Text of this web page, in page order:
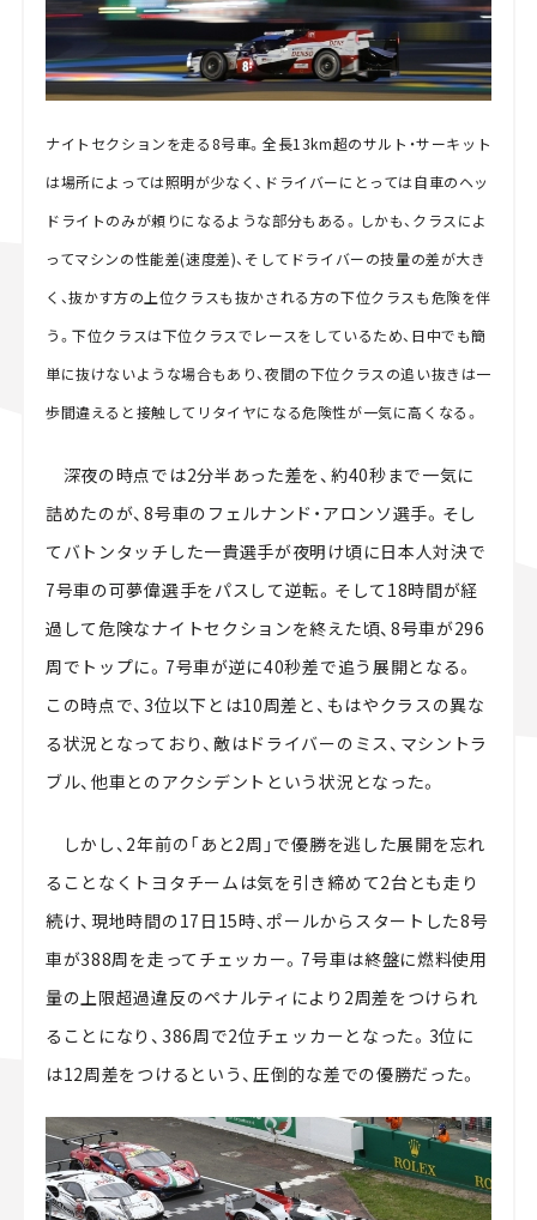
ナイトセクションを走る8号車。全長13km超のサルト・サーキット
は場所によっては照明が少なく、ドライバーにとっては自車のヘッ
ドライトのみが頼りになるような部分もある。しかも、クラスによ
ってマシンの性能差(速度差)、そしてドライバーの技量の差が大き
く、抜かす方の上位クラスも抜かされる方の下位クラスも危険を伴
う。下位クラスは下位クラスでレースをしているため、日中でも簡
単に抜けないような場合もあり、夜間の下位クラスの追い抜きは一
歩間違えると接触してリタイヤになる危険性が一気に高くなる。
深夜の時点では2分半あった差を、約40秒まで一気に
詰めたのが、8号車のフェルナンド・アロンソ選手。そし
てバトンタッチした一貴選手が夜明け頃に日本人対決で
7号車の可夢偉選手をパスして逆転。そして18時間が経
過して危険なナイトセクションを終えた頃、8号車が296
周でトップに。7号車が逆に40秒差で追う展開となる。
この時点で、3位以下とは10周差と、もはやクラスの異な
る状況となっており、敵はドライバーのミス、マシントラ
ブル、他車とのアクシデントという状況となった。
しかし、2年前の「あと2周」で優勝を逃した展開を忘れ
ることなくトヨタチームは気を引き締めて2台とも走り
続け、現地時間の17日15時、ポールからスタートした8号
車が388周を走ってチェッカー。7号車は終盤に燃料使用
量の上限超過違反のペナルティにより2周差をつけられ
ることになり、386周で2位チェッカーとなった。3位に
は12周差をつけるという、圧倒的な差での優勝だった。